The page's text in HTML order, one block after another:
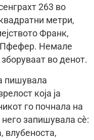
263 во
метри,
Франк,
Пфефер. Немале
во денот.
пишувала
која ја
го почнала на
запишувала сè:
влубеноста,